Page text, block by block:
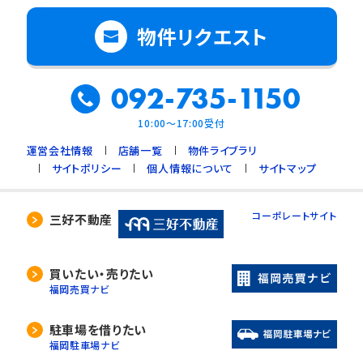
物件リクエスト
092-735-1150
10:00～17:00受付
運営会社情報 店舗一覧
物件ライブラリ
サイトポリシー
個人情報について サイトマップ
三好不動産 コーポレートサイト
買いたい・売りたい
福岡売買ナビ
駐車場を借りたい
福岡駐車場ナビ